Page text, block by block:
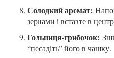
Солодкий аромат:
зернами і вставте в
Гольниця-грибочок:
“посадіть” його в чашку.